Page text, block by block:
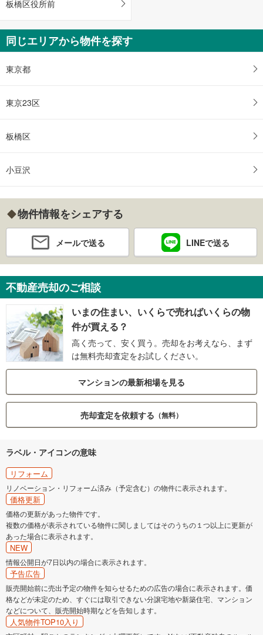
板橋区役所前
同じエリアから物件を探す
東京都
東京23区
板橋区
小豆沢
物件情報をシェアする
メールで送る LINEで送る
不動産売却のご相談
いまの住まい、いくらで売ればいくらの物
件が買える？
高く売って、安く買う。売却をお考えなら、まず
は無料売却査定をお試しください。
マンションの最新相場を見る
売却査定を依頼する （無料）
ラベル・アイコンの意味
リフォーム
リノベーション・リフォーム済み（予定含む）の物件に表示されます。
価格更新
価格の更新があった物件です。
複数の価格が表示されている物件に関しましてはそのうちの１つ以上に更新が
あった場合に表示されます。
NEW
情報公開日が7日以内の場合に表示されます。
予告広告
販売開始前に売出予定の物件を知らせるための広告の場合に表示されます。価
格などが未定のため、すぐには取引できない分譲宅地や新築住宅、マンション
などについて、販売開始時期などを告知します。
人気物件TOP10入り